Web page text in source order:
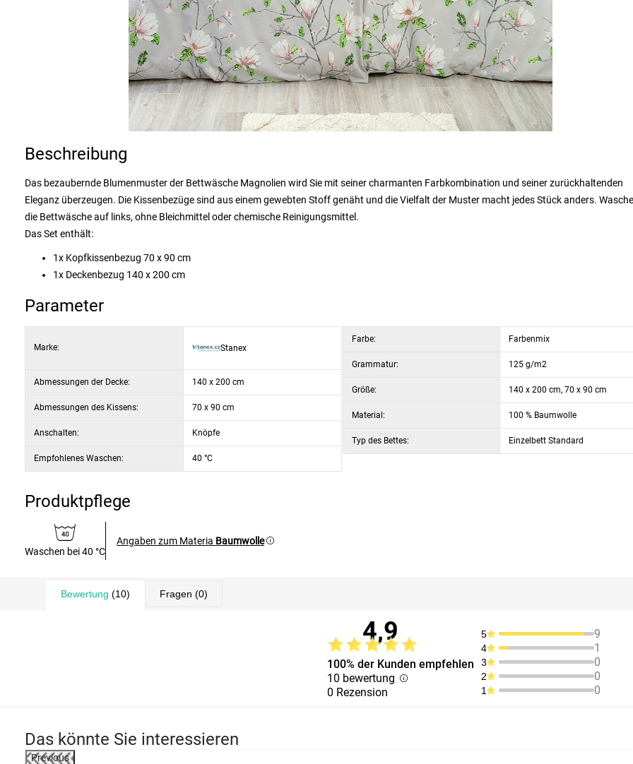
Beschreibung
Das bezaubernde Blumenmuster der Bettwäsche Magnolien wird Sie mit seiner charmanten Farbkombination und seiner zurückhaltenden
Eleganz überzeugen. Die Kissenbezüge sind aus einem gewebten Stoff genäht und die Vielfalt der Muster macht jedes Stück anders.
die Bettwäsche auf links, ohne Bleichmittel oder chemische Reinigungsmittel.
Das Set enthält:
1x Kopfkissenbezug 70 x 90 cm
1x Deckenbezug 140 x 200 cm
Parameter
Marke: Stanex
Abmessungen der Decke: 140 x 200 cm
Abmessungen des Kissens: 70 x 90 cm
Anschalten: Knöpfe
Empfohlenes Waschen: 40 °C
Farbe: Farbenmix
Grammatur: 125 g/m2
Größe: 140 x 200 cm, 70 x 90 cm
Material: 100 % Baumwolle
Typ des Bettes: Einzelbett Standard
Produktpflege
Waschen bei 40 °C
Angaben zum Materia Baumwolle
Bewertung (10) Fragen (0)
4,9
100% der Kunden empfehlen
10 bewertung
0 Rezension
5 9
4 1
3 0
2 0
1 0
Das könnte Sie interessieren
Previous